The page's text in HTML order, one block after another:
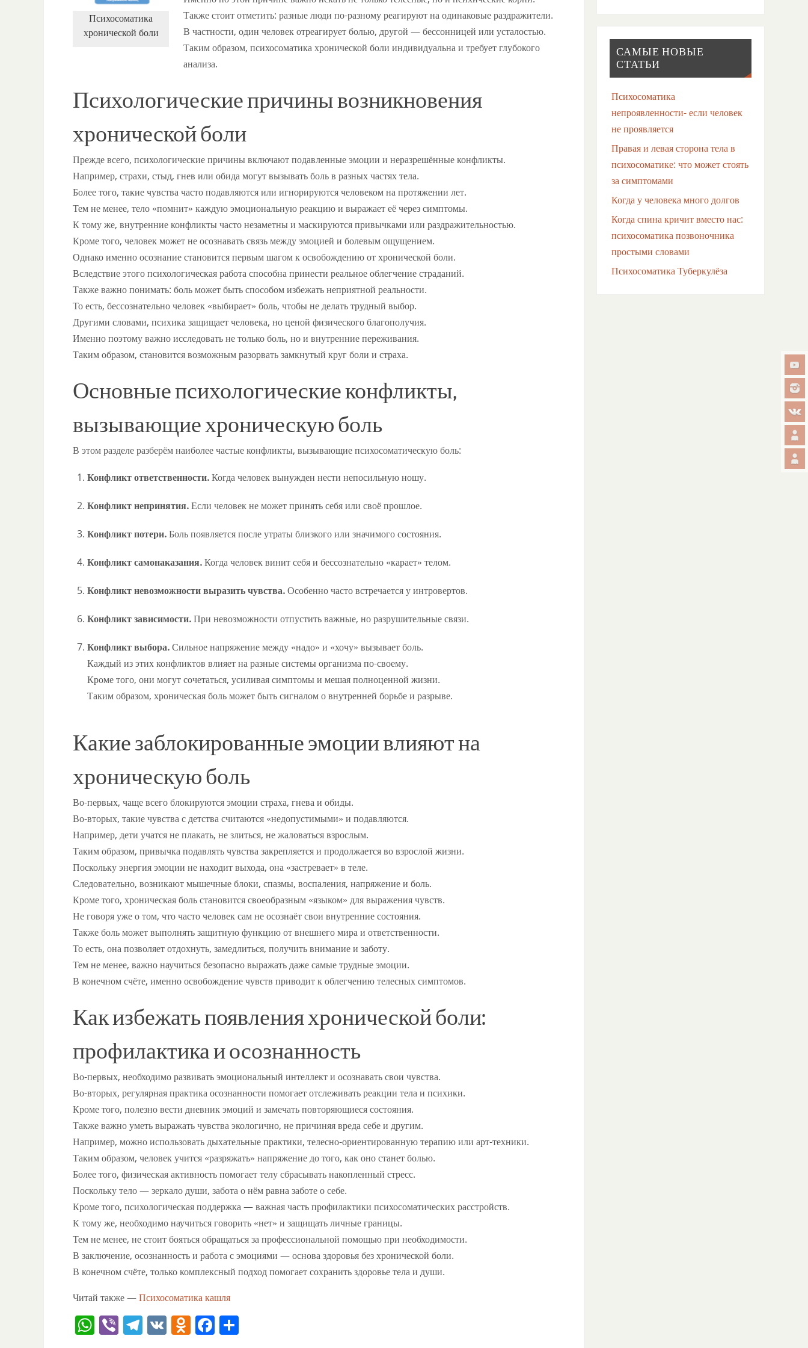
Психосоматика
хронической боли
Также стоит отметить: разные люди по-разному реагируют на одинаковые раздражители.
В частности, один человек отреагирует болью, другой — бессонницей или усталостью.
Таким образом, психосоматика хронической боли индивидуальна и требует глубокого
анализа.
Психологические причины возникновения
хронической боли
Прежде всего, психологические причины включают подавленные эмоции и неразрешённые конфликты.
Например, страхи, стыд, гнев или обида могут вызывать боль в разных частях тела.
Более того, такие чувства часто подавляются или игнорируются человеком на протяжении лет.
Тем не менее, тело «помнит» каждую эмоциональную реакцию и выражает её через симптомы.
К тому же, внутренние конфликты часто незаметны и маскируются привычками или раздражительностью.
Кроме того, человек может не осознавать связь между эмоцией и болевым ощущением.
Однако именно осознание становится первым шагом к освобождению от хронической боли.
Вследствие этого психологическая работа способна принести реальное облегчение страданий.
Также важно понимать: боль может быть способом избежать неприятной реальности.
То есть, бессознательно человек «выбирает» боль, чтобы не делать трудный выбор.
Другими словами, психика защищает человека, но ценой физического благополучия.
Именно поэтому важно исследовать не только боль, но и внутренние переживания.
Таким образом, становится возможным разорвать замкнутый круг боли и страха.
Основные психологические конфликты,
вызывающие хроническую боль
В этом разделе разберём наиболее частые конфликты, вызывающие психосоматическую боль:
Конфликт ответственности.Когда человек вынужден нести непосильную ношу.
Конфликт непринятия.Если человек не может принять себя или своё прошлое.
Конфликт потери.Боль появляется после утраты близкого или значимого состояния.
Конфликт самонаказания.Когда человек винит себя и бессознательно «карает» телом.
Конфликт невозможности выразить чувства.Особенно часто встречается у интровертов.
Конфликт зависимости.При невозможности отпустить важные, но разрушительные связи.
Конфликт выбора.Сильное напряжение между «надо» и «хочу» вызывает боль.
Каждый из этих конфликтов влияет на разные системы организма по-своему.
Кроме того, они могут сочетаться, усиливая симптомы и мешая полноценной жизни.
Таким образом, хроническая боль может быть сигналом о внутренней борьбе и разрыве.
Какие заблокированные эмоции влияют на
хроническую боль
Во-первых, чаще всего блокируются эмоции страха, гнева и обиды.
Во-вторых, такие чувства с детства считаются «недопустимыми» и подавляются.
Например, дети учатся не плакать, не злиться, не жаловаться взрослым.
Таким образом, привычка подавлять чувства закрепляется и продолжается во взрослой жизни.
Поскольку энергия эмоции не находит выхода, она «застревает» в теле.
Следовательно, возникают мышечные блоки, спазмы, воспаления, напряжение и боль.
Кроме того, хроническая боль становится своеобразным «языком» для выражения чувств.
Не говоря уже о том, что часто человек сам не осознаёт свои внутренние состояния.
Также боль может выполнять защитную функцию от внешнего мира и ответственности.
То есть, она позволяет отдохнуть, замедлиться, получить внимание и заботу.
Тем не менее, важно научиться безопасно выражать даже самые трудные эмоции.
В конечном счёте, именно освобождение чувств приводит к облегчению телесных симптомов.
Как избежать появления хронической боли:
профилактика и осознанность
Во-первых, необходимо развивать эмоциональный интеллект и осознавать свои чувства.
Во-вторых, регулярная практика осознанности помогает отслеживать реакции тела и психики.
Кроме того, полезно вести дневник эмоций и замечать повторяющиеся состояния.
Также важно уметь выражать чувства экологично, не причиняя вреда себе и другим.
Например, можно использовать дыхательные практики, телесно-ориентированную терапию или арт-техники.
Таким образом, человек учится «разряжать» напряжение до того, как оно станет болью.
Более того, физическая активность помогает телу сбрасывать накопленный стресс.
Поскольку тело — зеркало души, забота о нём равна заботе о себе.
Кроме того, психологическая поддержка — важная часть профилактики психосоматических расстройств.
К тому же, необходимо научиться говорить «нет» и защищать личные границы.
Тем не менее, не стоит бояться обращаться за профессиональной помощью при необходимости.
В заключение, осознанность и работа с эмоциями — основа здоровья без хронической боли.
В конечном счёте, только комплексный подход помогает сохранить здоровье тела и души.
Читай также —Психосоматика кашля
W Vi T V O F
САМЫЕ НОВЫЕ
СТАТЬИ
Психосоматика
непроявленности- если человек
не проявляется
Правая и левая сторона тела в
психосоматике: что может стоять
за симптомами
Когда у человека много долгов
Когда спина кричит вместо нас:
психосоматика позвоночника
простыми словами
Психосоматика Туберкулёза